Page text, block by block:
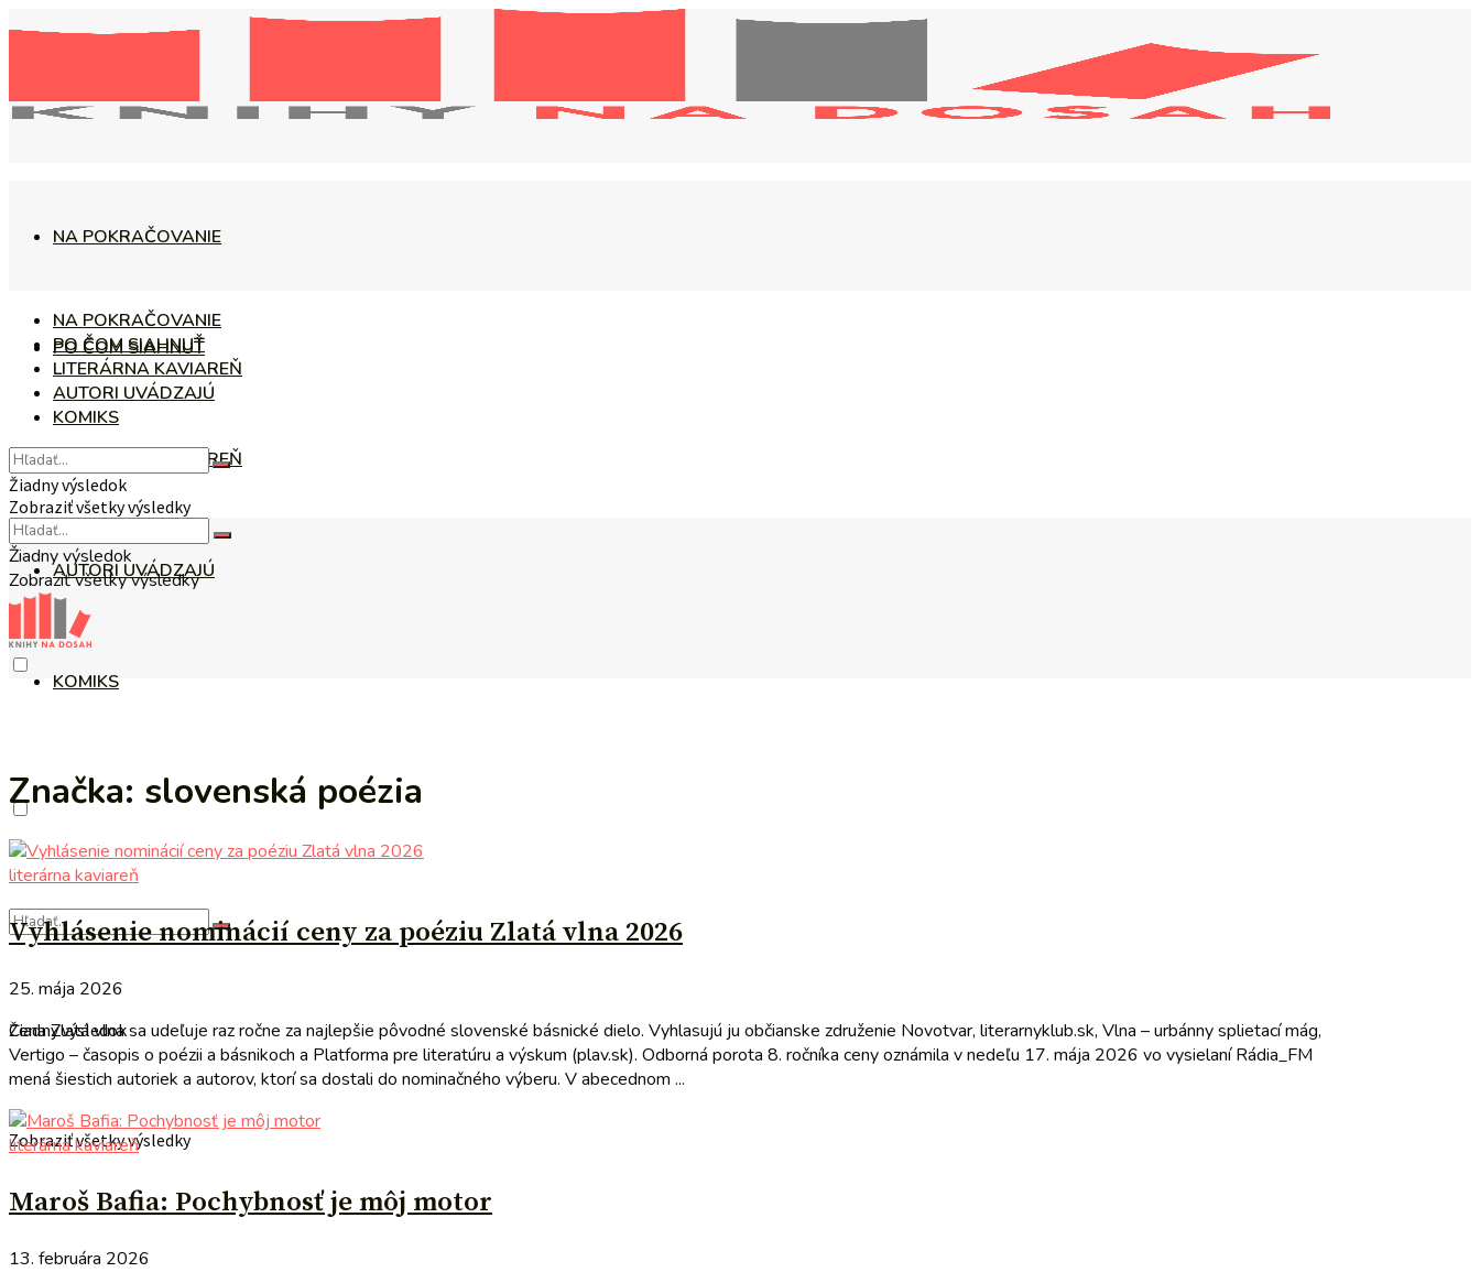
NA POKRAČOVANIE
PO ČOM SIAHNUŤ
LITERÁRNA KAVIAREŇ
AUTORI UVÁDZAJÚ
KOMIKS
Žiadny výsledok
Zobraziť všetky výsledky
NA POKRAČOVANIE
PO ČOM SIAHNUŤ
LITERÁRNA KAVIAREŇ
AUTORI UVÁDZAJÚ
KOMIKS
Žiadny výsledok
Zobraziť všetky výsledky
Žiadny výsledok
Zobraziť všetky výsledky
Značka: slovenská poézia
literárna kaviareň
Vyhlásenie nominácií ceny za poéziu Zlatá vlna 2026
25. mája 2026
Cena Zlatá vlna sa udeľuje raz ročne za najlepšie pôvodné slovenské básnické dielo. Vyhlasujú ju občianske združenie Novotvar, literarnyklub.sk, Vlna – urbánny splietací mág,
Vertigo – časopis o poézii a básnikoch a Platforma pre literatúru a výskum (plav.sk). Odborná porota 8. ročníka ceny oznámila v nedeľu 17. mája 2026 vo vysielaní Rádia_FM
mená šiestich autoriek a autorov, ktorí sa dostali do nominačného výberu. V abecednom ...
literárna kaviareň
Maroš Bafia: Pochybnosť je môj motor
13. februára 2026